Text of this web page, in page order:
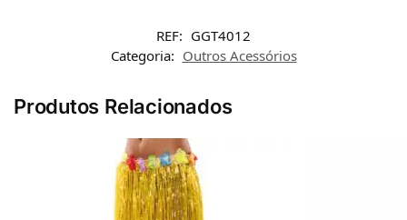
REF: GGT4012
Categoria: Outros Acessórios
Produtos Relacionados